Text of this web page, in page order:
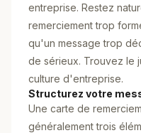
entreprise. Restez
remerciement trop
qu'un message trop
de sérieux. Trouvez le
culture d'entreprise.
Structurez votre
Une carte de
généralement trois